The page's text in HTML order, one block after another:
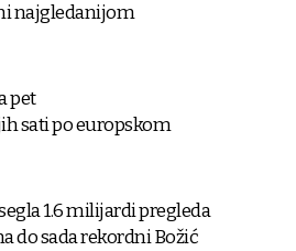
najgledanijom
pet
sati po europskom
1.6 milijardi pregleda
do sada rekordni Božić